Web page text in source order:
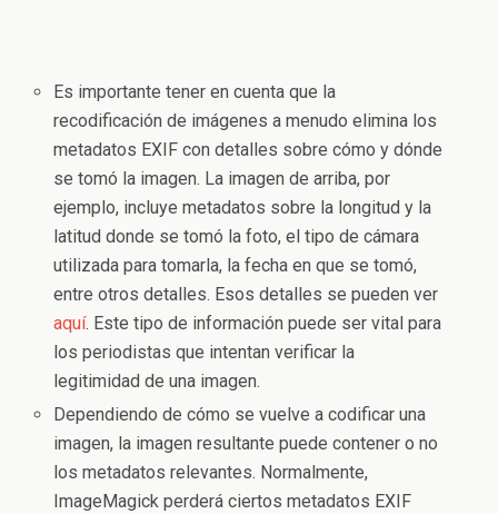
Es importante tener en cuenta que la
recodificación de imágenes a menudo elimina los
metadatos EXIF ​​con detalles sobre cómo y dónde
se tomó la imagen. La imagen de arriba, por
ejemplo, incluye metadatos sobre la longitud y la
latitud donde se tomó la foto, el tipo de cámara
utilizada para tomarla, la fecha en que se tomó,
entre otros detalles. Esos detalles se pueden ver
aquí. Este tipo de información puede ser vital para
los periodistas que intentan verificar la
legitimidad de una imagen.
Dependiendo de cómo se vuelve a codificar una
imagen, la imagen resultante puede contener o no
los metadatos relevantes. Normalmente,
ImageMagick perderá ciertos metadatos EXIF ​​